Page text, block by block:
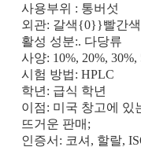
사용부위 : 통버섯
외관: 갈색{0}}빨간
활성 성분:. 다당류
사양: 10%, 20%,
시험 방법: HPLC
학년: 급식 학년
이점: 미국 창고에 있
뜨거운 판매;
인증서: 코셔, 할랄,